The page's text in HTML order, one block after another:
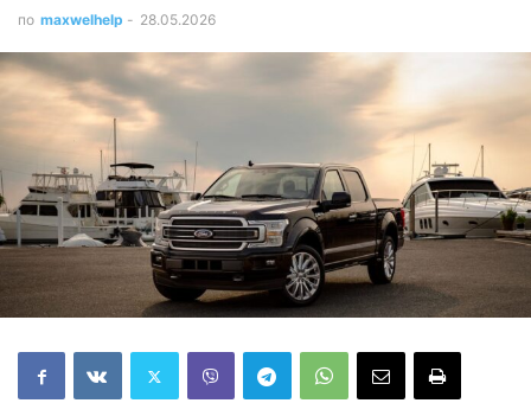
по maxwelhelp - 28.05.2026